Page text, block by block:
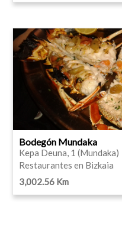
Bodegón Mundaka
Kepa Deuna, 1 (Mundaka)
Restaurantes en Bizkaia
3,002.56 Km